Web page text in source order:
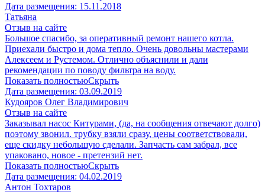
Дата размещения: 15.11.2018
Татьяна
Отзыв на сайте
Большое спасибо, за оперативный ремонт нашего котла.
Приехали быстро и дома тепло. Очень довольны мастерами
Алексеем и Рустемом. Отлично объяснили и дали
рекомендации по поводу фильтра на воду.
Показать полностьюСкрыть
Дата размещения: 03.09.2019
Кудояров Олег Владимирович
Отзыв на сайте
Заказывал насос Китурами, (да, на сообщения отвечают долго)
поэтому звонил. трубку взяли сразу, цены соответствовали,
еще скидку небольшую сделали. Запчасть сам забрал, все
упаковано, новое - претензий нет.
Показать полностьюСкрыть
Дата размещения: 04.02.2019
Антон Тохтаров